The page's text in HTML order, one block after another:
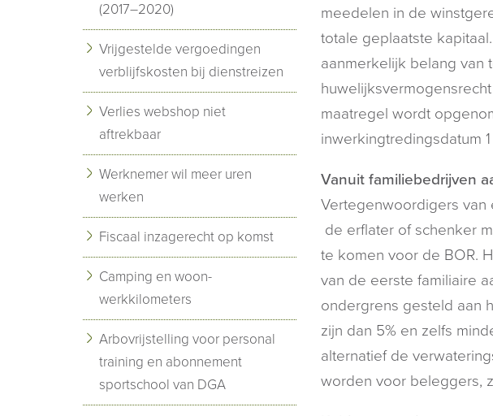
meedelen in de
totale geplaatste
aanmerkelijk belang van
maatregel wordt
inwerkingtredingsdatum
Vanuit familiebedrijven
Vertegenwoordigers van
de erflater of schenker
te komen voor de BOR.
van de eerste familiaire
ondergrens gesteld aan
zijn dan 5% en zelfs
alternatief de
worden voor beleggers,
(2017–2020)
Vrijgestelde vergoedingen
verblijfskosten bij dienstreizen
Verlies webshop niet
aftrekbaar
Werknemer wil meer uren
werken
Fiscaal inzagerecht op komst
Camping en woon-
werkkilometers
Arbovrijstelling voor personal
training en abonnement
sportschool van DGA